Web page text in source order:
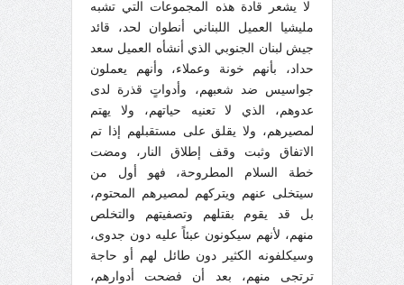
لا يشعر قادة هذه المجموعات التي تشبه
مليشيا العميل اللبناني أنطوان لحد، قائد
جيش لبنان الجنوبي الذي أنشأه العميل سعد
حداد، بأنهم خونة وعملاء، وأنهم يعملون
جواسيس ضد شعبهم، وأدواتٍ قذرة لدى
عدوهم، الذي لا تعنيه حياتهم، ولا يهتم
لمصيرهم، ولا يقلق على مستقبلهم إذا تم
الاتفاق وثبت وقف إطلاق النار، ومضت
خطة السلام المطروحة، فهو أول من
سيتخلى عنهم ويتركهم لمصيرهم المحتوم،
بل قد يقوم بقتلهم وتصفيتهم والتخلص
منهم، لأنهم سيكونون عبئاً عليه دون جدوى،
وسيكلفونه الكثير دون طائل لهم أو حاجة
ترتجى منهم، بعد أن فضحت أدوارهم،